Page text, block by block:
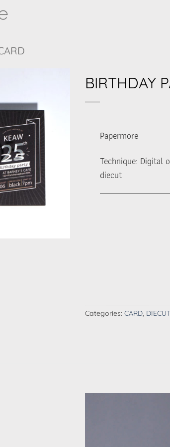
BIRTHDAY
Papermore
Technique: Digital
diecut
Categories: CARD, DIECUT